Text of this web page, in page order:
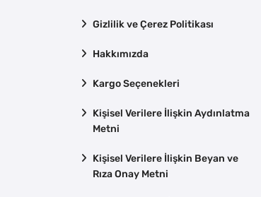
Gizlilik ve Çerez Politikası
Hakkımızda
Kargo Seçenekleri
Kişisel Verilere İlişkin Aydınlatma
Metni
Kişisel Verilere İlişkin Beyan ve
Rıza Onay Metni